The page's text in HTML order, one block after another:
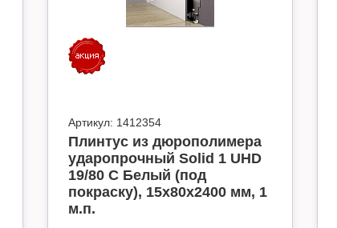
Артикул: 1412354
Плинтус из дюрополимера
ударопрочный Solid 1 UHD
19/80 C Белый (под
покраску), 15х80х2400 мм, 1
м.п.